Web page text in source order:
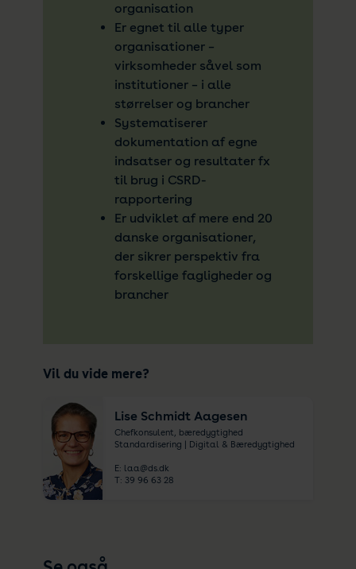
organisation
Er egnet til alle typer
organisationer –
virksomheder såvel som
institutioner – i alle
størrelser og brancher
Systematiserer
dokumentation af egne
indsatser og resultater fx
til brug i CSRD-
rapportering
Er udviklet af mere end 20
danske organisationer,
der sikrer perspektiv fra
forskellige fagligheder og
brancher
Vil du vide mere?
Lise Schmidt Aagesen
Chefkonsulent, bæredygtighed
Standardisering | Digital & Bæredygtighed
E: laa@ds.dk
T: 39 96 63 28